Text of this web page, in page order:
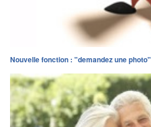
Nouvelle fonction : "demandez une photo"